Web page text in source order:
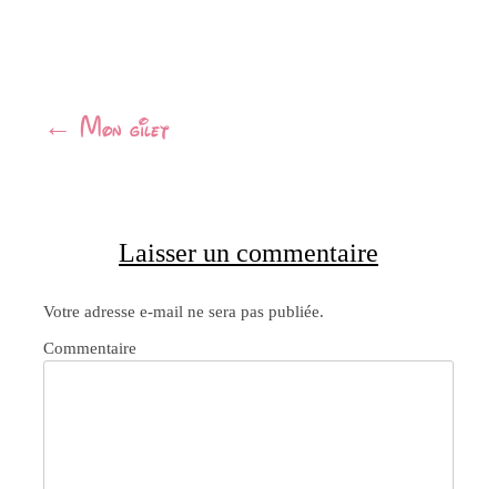
Navigation
← Mon gilet
Laisser un commentaire
Votre adresse e-mail ne sera pas publiée.
Commentaire